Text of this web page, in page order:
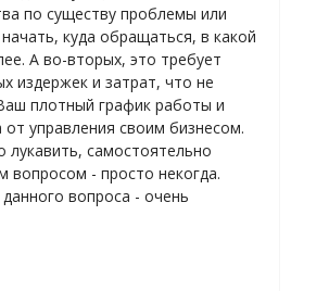
по существу проблемы или
куда обращаться, в какой
А во-вторых, это требует
издержек и затрат, что не
плотный график работы и
управления своим бизнесом.
лукавить, самостоятельно
вопросом - просто некогда.
вопроса - очень